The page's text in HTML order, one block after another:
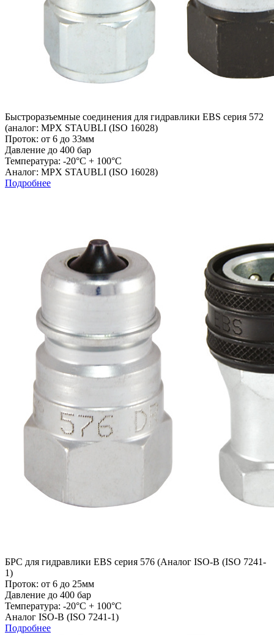
Быстроразъемные соединения для гидравлики EBS серия 572
(аналог: MPX STAUBLI (ISO 16028)
Проток: от 6 до 33мм
Давление до 400 бар
Температура: -20°C + 100°C
Аналог: MPX STAUBLI (ISO 16028)
Подробнее
БРС для гидравлики EBS серия 576 (Аналог ISO-B (ISO 7241-
1)
Проток: от 6 до 25мм
Давление до 400 бар
Температура: -20°C + 100°C
Аналог ISO-B (ISO 7241-1)
Подробнее